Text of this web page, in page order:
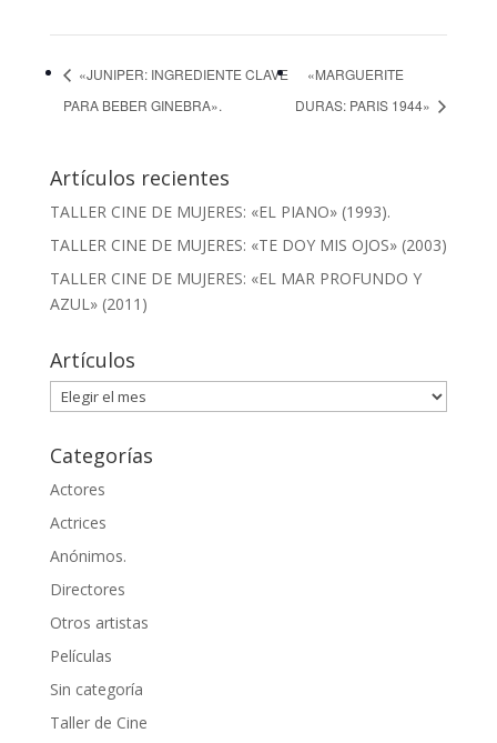
«JUNIPER: INGREDIENTE CLAVE
PARA BEBER GINEBRA».
«MARGUERITE
DURAS: PARIS 1944»
Artículos recientes
TALLER CINE DE MUJERES: «EL PIANO» (1993).
TALLER CINE DE MUJERES: «TE DOY MIS OJOS» (2003)
TALLER CINE DE MUJERES: «EL MAR PROFUNDO Y
AZUL» (2011)
Artículos
Artículos
Categorías
Actores
Actrices
Anónimos.
Directores
Otros artistas
Películas
Sin categoría
Taller de Cine